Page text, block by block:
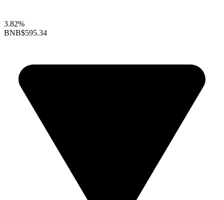
3.82%
BNB$595.34